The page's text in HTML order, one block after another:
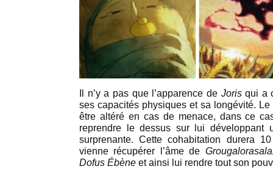
Il n’y a pas que l’apparence de Jorisqui a
ses capacités physiques et sa longévité.
être altéré en cas de menace, dans ce
reprendre le dessus sur lui développant
surprenante. Cette cohabitation durera
vienne récupérer l’âme de
Dofus Ébène et ainsi lui rendre tout son